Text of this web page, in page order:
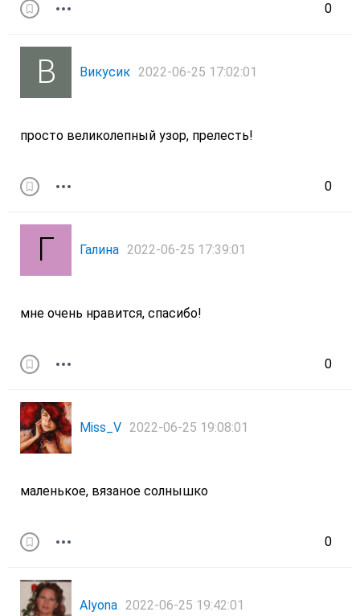
0
Викусик 2022-06-25 17:02:01
0
просто великолепный узор, прелесть!
Галина 2022-06-25 17:39:01
0
мне очень нравится, спасибо!
Miss_V 2022-06-25 19:08:01
0
маленькое, вязаное солнышко
Alyona 2022-06-25 19:42:01